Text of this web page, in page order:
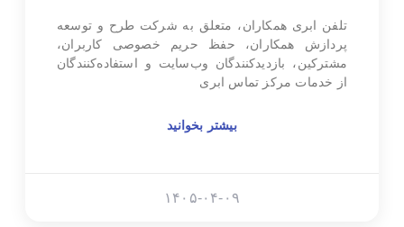
تلفن ابری همکاران، متعلق به شرکت طرح و توسعه
پردازش همکاران، حفظ حریم خصوصی کاربران،
مشترکین، بازدیدکنندگان وب‌سایت و استفاده‌کنندگان
از خدمات مرکز تماس ابری
بیشتر بخوانید
۱۴۰۵-۰۴-۰۹